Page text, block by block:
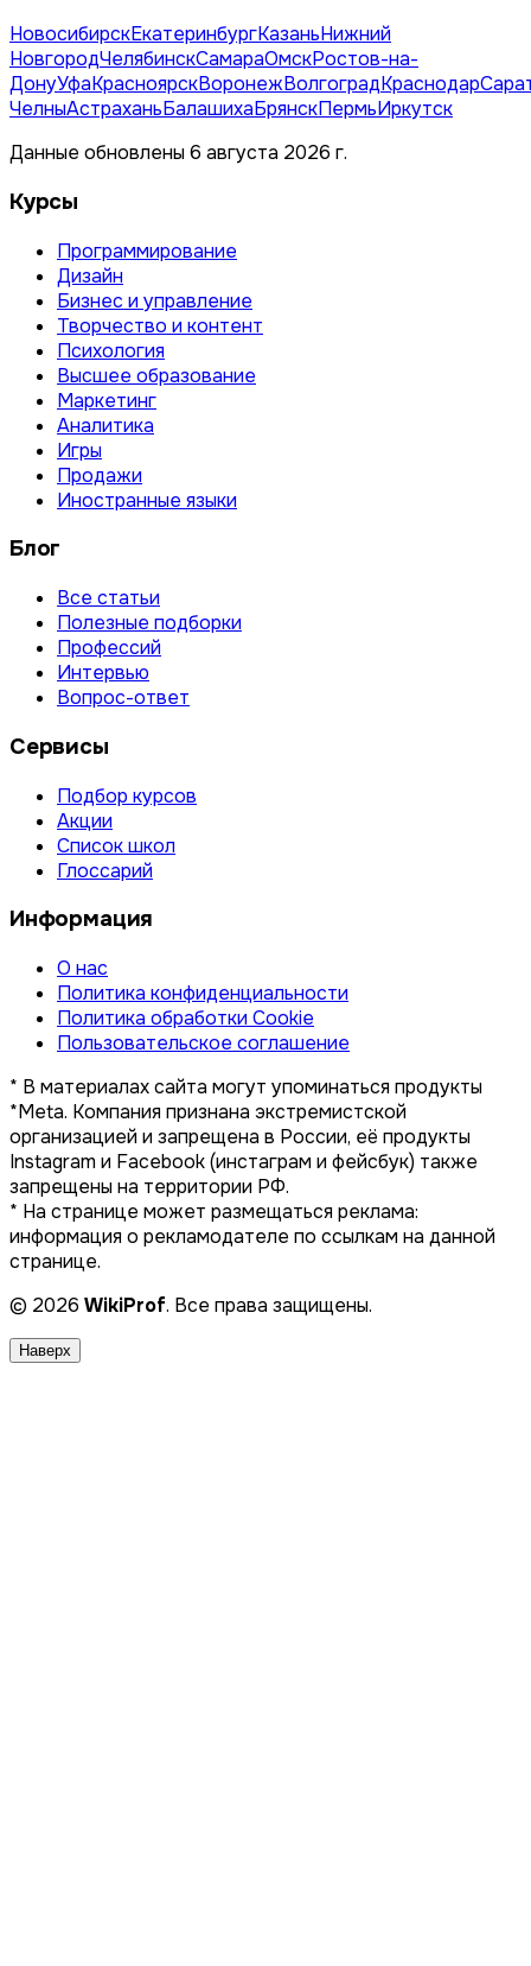
НовосибирскЕкатеринбургКазаньНижний
НовгородЧелябинскСамараОмскРостов-на-
ДонуУфаКрасноярскВоронежВолгоградКраснодар
ЧелныАстраханьБалашихаБрянскПермьИркутск
Данные обновлены 6 августа 2026 г.
Курсы
Программирование
Дизайн
Бизнес и управление
Творчество и контент
Психология
Высшее образование
Маркетинг
Аналитика
Игры
Продажи
Иностранные языки
Блог
Все статьи
Полезные подборки
Профессий
Интервью
Вопрос-ответ
Сервисы
Подбор курсов
Акции
Список школ
Глоссарий
Информация
О нас
Политика конфиденциальности
Политика обработки Cookie
Пользовательское соглашение
* В материалах сайта могут упоминаться продукты
*Meta. Компания признана экстремистской
организацией и запрещена в России, её продукты
Instagram и Facebook (инстаграм и фейсбук) также
запрещены на территории РФ.
* На странице может размещаться реклама:
информация о рекламодателе по ссылкам на данной
странице.
© 2026 WikiProf. Все права защищены.
Наверх